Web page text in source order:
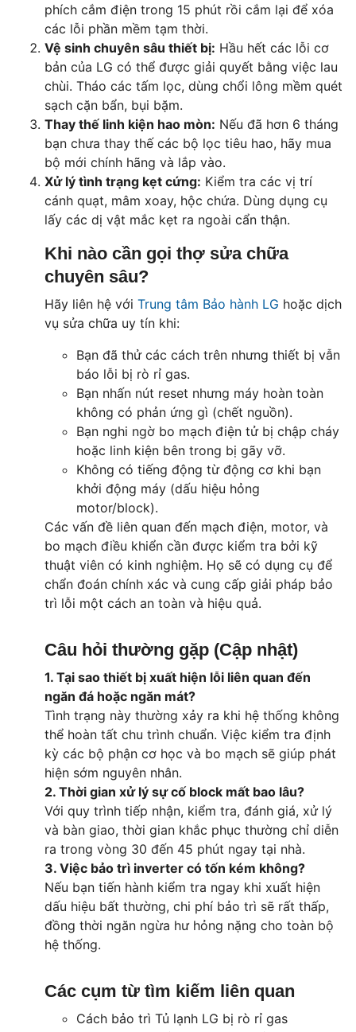
phích cắm điện trong 15 phút rồi cắm lại để xóa
các lỗi phần mềm tạm thời.
Vệ sinh chuyên sâu thiết bị: Hầu hết các lỗi cơ
bản của LG có thể được giải quyết bằng việc lau
chùi. Tháo các tấm lọc, dùng chổi lông mềm quét
sạch cặn bẩn, bụi bặm.
Thay thế linh kiện hao mòn: Nếu đã hơn 6 tháng
bạn chưa thay thế các bộ lọc tiêu hao, hãy mua
bộ mới chính hãng và lắp vào.
Xử lý tình trạng kẹt cứng: Kiểm tra các vị trí
cánh quạt, mâm xoay, hộc chứa. Dùng dụng cụ
lấy các dị vật mắc kẹt ra ngoài cẩn thận.
Khi nào cần gọi thợ sửa chữa
chuyên sâu?
Hãy liên hệ với Trung tâm Bảo hành LG hoặc dịch
vụ sửa chữa uy tín khi:
Bạn đã thử các cách trên nhưng thiết bị vẫn
báo lỗi bị rò rỉ gas.
Bạn nhấn nút reset nhưng máy hoàn toàn
không có phản ứng gì (chết nguồn).
Bạn nghi ngờ bo mạch điện tử bị chập cháy
hoặc linh kiện bên trong bị gãy vỡ.
Không có tiếng động từ động cơ khi bạn
khởi động máy (dấu hiệu hỏng
motor/block).
Các vấn đề liên quan đến mạch điện, motor, và
bo mạch điều khiển cần được kiểm tra bởi kỹ
thuật viên có kinh nghiệm. Họ sẽ có dụng cụ để
chẩn đoán chính xác và cung cấp giải pháp bảo
trì lỗi một cách an toàn và hiệu quả.
Câu hỏi thường gặp (Cập nhật)
1. Tại sao thiết bị xuất hiện lỗi liên quan đến
ngăn đá hoặc ngăn mát?
Tình trạng này thường xảy ra khi hệ thống không
thể hoàn tất chu trình chuẩn. Việc kiểm tra định
kỳ các bộ phận cơ học và bo mạch sẽ giúp phát
hiện sớm nguyên nhân.
2. Thời gian xử lý sự cố block mất bao lâu?
Với quy trình tiếp nhận, kiểm tra, đánh giá, xử lý
và bàn giao, thời gian khắc phục thường chỉ diễn
ra trong vòng 30 đến 45 phút ngay tại nhà.
3. Việc bảo trì inverter có tốn kém không?
Nếu bạn tiến hành kiểm tra ngay khi xuất hiện
dấu hiệu bất thường, chi phí bảo trì sẽ rất thấp,
đồng thời ngăn ngừa hư hỏng nặng cho toàn bộ
hệ thống.
Các cụm từ tìm kiếm liên quan
Cách bảo trì Tủ lạnh LG bị rò rỉ gas